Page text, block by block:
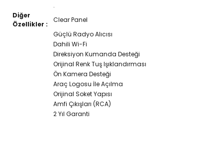
.
Diğer
Özellikler :
Clear Panel
Güçlü Radyo Alıcısı
Dahili Wi-Fi
Direksiyon Kumanda Desteği
Orijinal Renk Tuş Işıklandırması
Ön Kamera Desteği
Araç Logosu İle Açılma
Orijinal Soket Yapısı
Amfi Çıkışları (RCA)
2 Yıl Garanti